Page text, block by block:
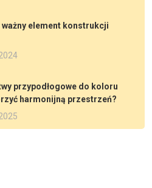
ważny element konstrukcji
przypodłogowe do koloru
harmonijną przestrzeń?